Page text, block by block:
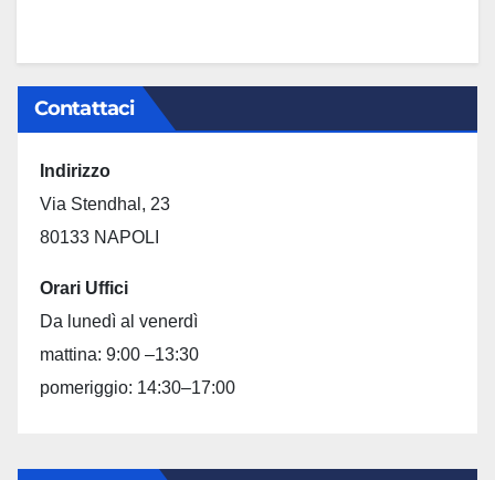
Contattaci
Indirizzo
Via Stendhal, 23
80133 NAPOLI
Orari Uffici
Da lunedì al venerdì
mattina: 9:00 –13:30
pomeriggio: 14:30–17:00